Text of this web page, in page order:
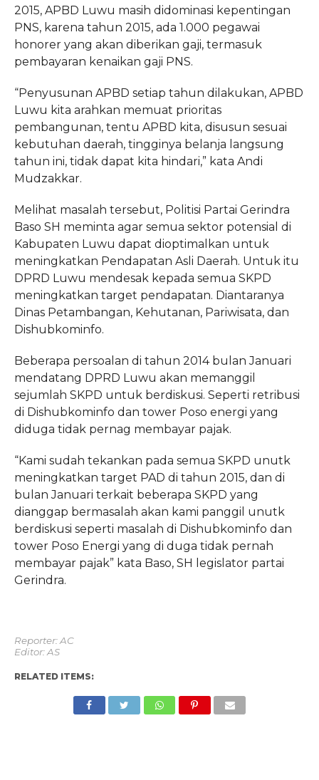
2015, APBD Luwu masih didominasi kepentingan
PNS, karena tahun 2015, ada 1.000 pegawai
honorer yang akan diberikan gaji, termasuk
pembayaran kenaikan gaji PNS.
“Penyusunan APBD setiap tahun dilakukan, APBD
Luwu kita arahkan memuat prioritas
pembangunan, tentu APBD kita, disusun sesuai
kebutuhan daerah, tingginya belanja langsung
tahun ini, tidak dapat kita hindari,” kata Andi
Mudzakkar.
Melihat masalah tersebut, Politisi Partai Gerindra
Baso SH meminta agar semua sektor potensial di
Kabupaten Luwu dapat dioptimalkan untuk
meningkatkan Pendapatan Asli Daerah. Untuk itu
DPRD Luwu mendesak kepada semua SKPD
meningkatkan target pendapatan. Diantaranya
Dinas Petambangan, Kehutanan, Pariwisata, dan
Dishubkominfo.
Beberapa persoalan di tahun 2014 bulan Januari
mendatang DPRD Luwu akan memanggil
sejumlah SKPD untuk berdiskusi. Seperti retribusi
di Dishubkominfo dan tower Poso energi yang
diduga tidak pernag membayar pajak.
“Kami sudah tekankan pada semua SKPD unutk
meningkatkan target PAD di tahun 2015, dan di
bulan Januari terkait beberapa SKPD yang
dianggap bermasalah akan kami panggil unutk
berdiskusi seperti masalah di Dishubkominfo dan
tower Poso Energi yang di duga tidak pernah
membayar pajak” kata Baso, SH legislator partai
Gerindra.
Reporter: AC
Editor: AS
RELATED ITEMS: